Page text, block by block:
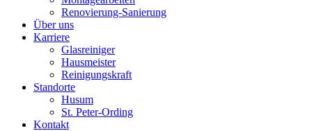
Renovierung-Sanierung
Über uns
Karriere
Glasreiniger
Hausmeister
Reinigungskraft
Standorte
Husum
St. Peter-Ording
Kontakt